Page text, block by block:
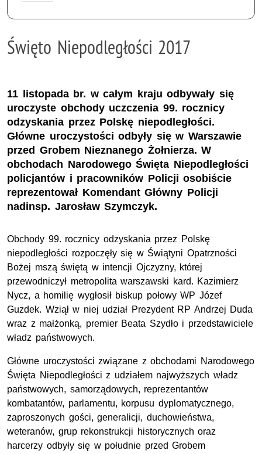
Święto Niepodległości 2017
11 listopada br. w całym kraju odbywały się
uroczyste obchody uczczenia 99. rocznicy
odzyskania przez Polskę niepodległości.
Główne uroczystości odbyły się w Warszawie
przed Grobem Nieznanego Żołnierza. W
obchodach Narodowego Święta Niepodległości
policjantów i pracowników Policji osobiście
reprezentował Komendant Główny Policji
nadinsp. Jarosław Szymczyk.
Obchody 99. rocznicy odzyskania przez Polskę
niepodległości rozpoczęły się w Świątyni Opatrzności
Bożej mszą świętą w intencji Ojczyzny, której
przewodniczył metropolita warszawski kard. Kazimierz
Nycz, a homilię wygłosił biskup połowy WP Józef
Guzdek. Wziął w niej udział Prezydent RP Andrzej Duda
wraz z małżonką, premier Beata Szydło i przedstawiciele
władz państwowych.
Główne uroczystości związane z obchodami Narodowego
Święta Niepodległości z udziałem najwyższych władz
państwowych, samorządowych, reprezentantów
kombatantów, parlamentu, korpusu dyplomatycznego,
zaproszonych gości, generalicji, duchowieństwa,
weteranów, grup rekonstrukcji historycznych oraz
harcerzy odbyły się w południe przed Grobem